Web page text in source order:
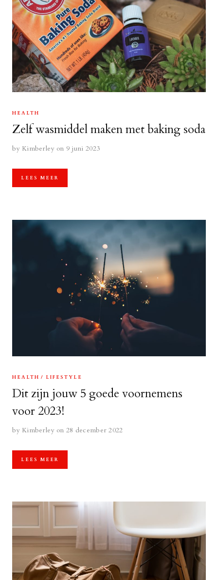
HEALTH
Zelf wasmiddel maken met baking soda
by Kimberley on 9 juni 2023
LEES MEER
HEALTH LIFESTYLE
Dit zijn jouw 5 goede voornemens
voor 2023!
by Kimberley on 28 december 2022
LEES MEER